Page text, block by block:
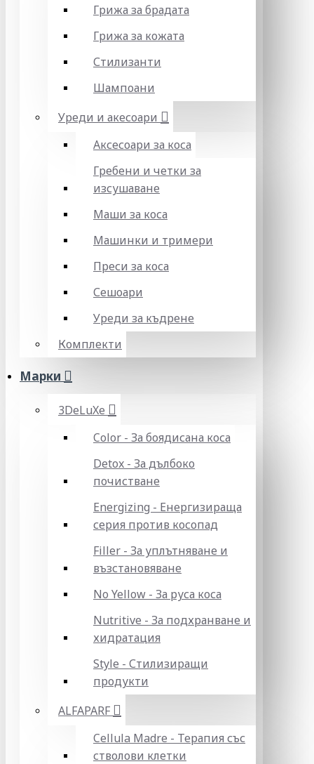
Грижа за брадата
Грижа за кожата
Стилизанти
Шампоани
Уреди и акесоари
Аксесоари за коса
Гребени и четки за
изсушаване
Маши за коса
Машинки и тримери
Преси за коса
Сешоари
Уреди за къдрене
Комплекти
Марки
3DeLuXe
Color - За боядисана коса
Detox - За дълбоко
почистване
Energizing - Енергизираща
серия против косопад
Filler - За уплътняване и
възстановяване
No Yellow - За руса коса
Nutritive - За подхранване и
хидратация
Style - Стилизиращи
продукти
ALFAPARF
Cellula Madre - Терапия със
стволови клетки